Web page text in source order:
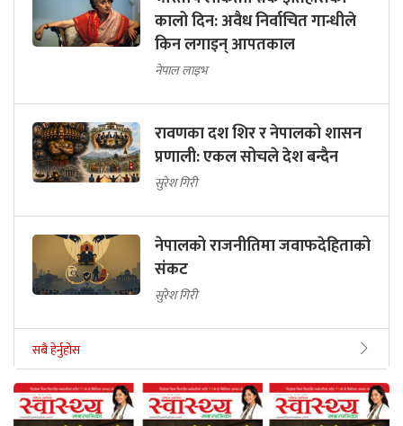
कालो दिन: अवैध निर्वाचित गान्धीले
किन लगाइन् आपतकाल
नेपाल लाइभ
रावणका दश शिर र नेपालको शासन
प्रणाली: एकल सोचले देश बन्दैन
सुरेश गिरी
नेपालको राजनीतिमा जवाफदेहिताको
संकट
सुरेश गिरी
सबै हेर्नुहोस